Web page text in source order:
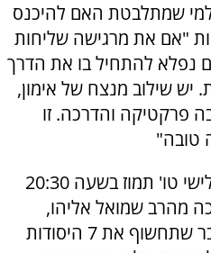
שמתלבטת האם להיכנס
"אם את מרגישה שליחות
נפלא להתחיל בו את הדרך
יש שילוב מנצח של אימון,
פרקטיקה והדרכה. זו
טובה"
הכנס יתקיים כאמור ביום שלישי טו' תמוז בשעה 20:30
מהרב שמואל אליהו,
מנהלת המכון נחמה ביטקובר שתחשוף את 7 היסודות